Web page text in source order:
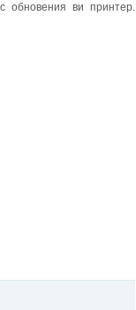
обновения ви принтер.